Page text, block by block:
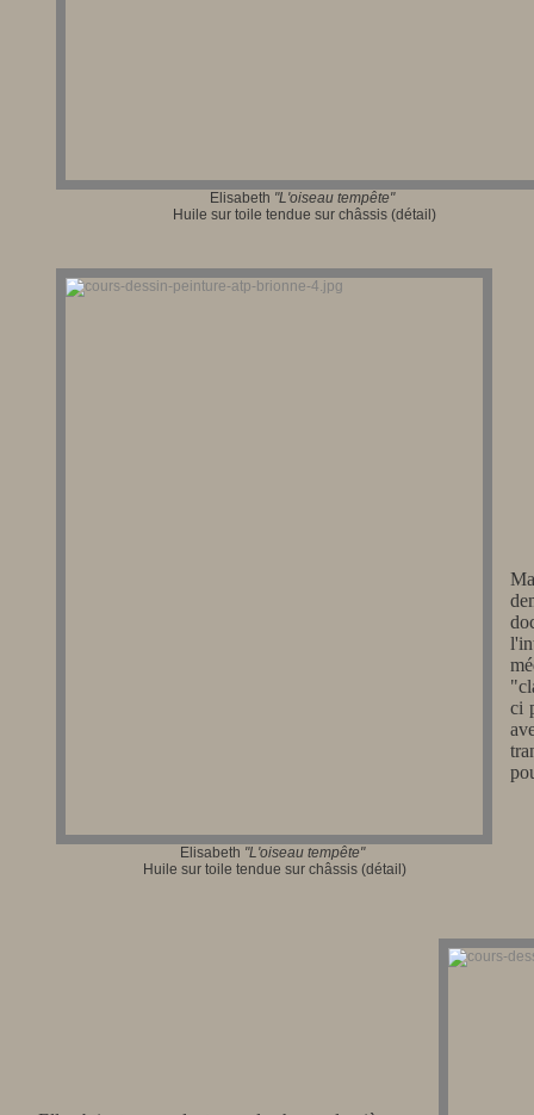
Elisabeth "L'oiseau tempête"
Huile sur toile tendue sur châssis (détail)
Elisabeth "L'oiseau tempête"
Huile sur toile tendue sur châssis (détail)
ci